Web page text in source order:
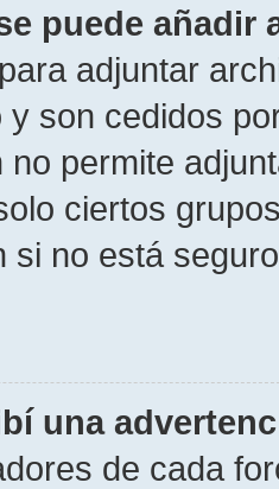
puede añadir
adjuntar
son cedidos
no permite
ciertos
si no está
una
de cada